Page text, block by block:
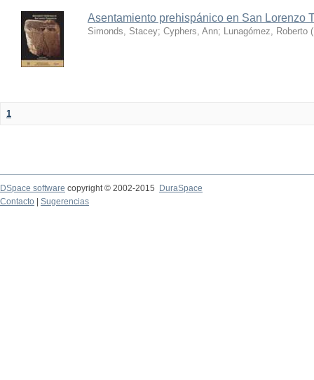
Asentamiento prehispánico en San Lorenzo
Simonds, Stacey; Cyphers, Ann; Lunagómez, Roberto (
1
DSpace software copyright © 2002-2015
DuraSpace
Contacto
Sugerencias